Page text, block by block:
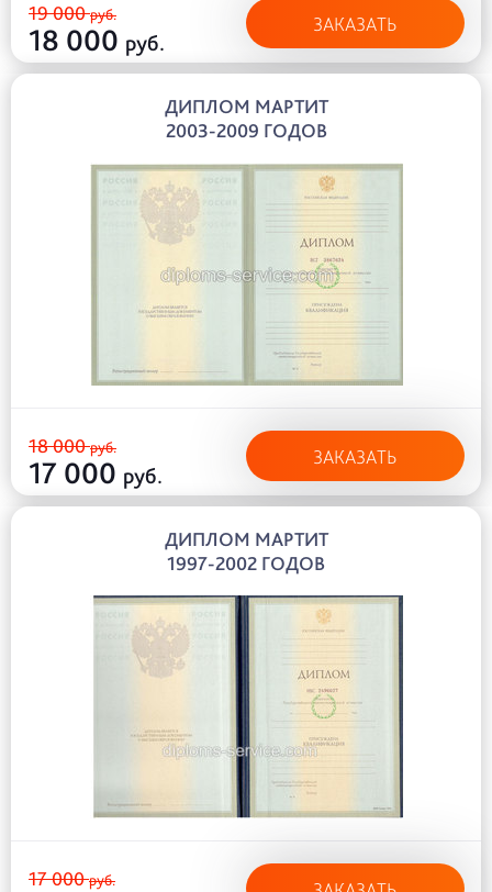
19 000руб.
18 000 руб.
ЗАКАЗАТЬ
ДИПЛОМ МАРТИТ
2003-2009 ГОДОВ
18 000руб.
17 000 руб.
ЗАКАЗАТЬ
ДИПЛОМ МАРТИТ
1997-2002 ГОДОВ
17 000руб.